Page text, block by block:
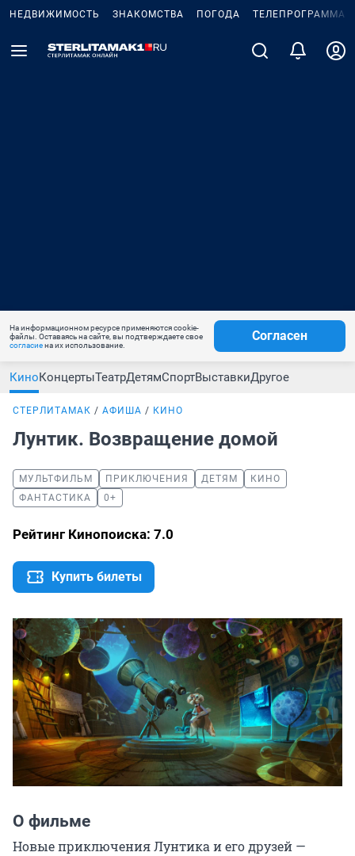
НЕДВИЖИМОСТЬ ЗНАКОМСТВА ПОГОДА ТЕЛЕПРОГРАММА
На информационном ресурсе применяются cookie-
файлы. Оставаясь на сайте, вы подтверждаете свое
согласиена их использование.
Согласен
КиноКонцертыТеатрДетямСпортВыставкиДругое
СТЕРЛИТАМАК АФИША КИНО
Лунтик. Возвращение домой
МУЛЬТФИЛЬМ ПРИКЛЮЧЕНИЯ ДЕТЯМ
КИНО
ФАНТАСТИКА
0+
Рейтинг Кинопоиска: 7.0
Купить билеты
О фильме
Новые приключения Лунтика и его друзей —